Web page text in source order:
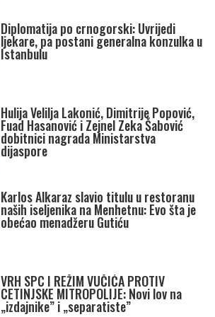
Diplomatija po crnogorski: Uvrijedi
ljekare, pa postani generalna konzulka u
Istanbulu
Hulija Velilja Lakonić, Dimitrije Popović,
Fuad Hasanović i Zejnel Zeka Šabović
dobitnici nagrada Ministarstva
dijaspore
Karlos Alkaraz slavio titulu u restoranu
naših iseljenika na Menhetnu: Evo šta je
obećao menadžeru Gutiću
VRH SPC I REŽIM VUČIĆA PROTIV
CETINJSKE MITROPOLIJE: Novi lov na
„izdajnike” i „separatiste”